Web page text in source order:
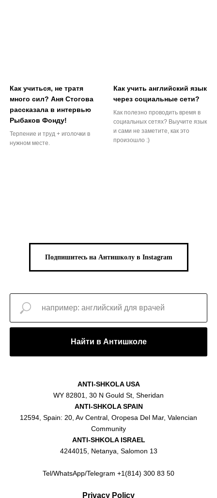
Как учиться, не тратя
много сил? Аня Стогова
рассказала в интервью
Рыбаков Фонду!
Терпение и труд + иголочки в
нужном месте.
Как учить английский язык
через социальные сети?
Как полезно проводить время в
социальных сетях? Выучите язык
и сами не заметите, как это
произошло :)
Подпишитесь на Антишколу в Instagram
Найти в Антишколе
ANTI-SHKOLA USA
WY 82801, 30 N Gould St, Sheridan
ANTI-SHKOLA SPAIN
12594, Spain: 20, Av Central, Oropesa Del Mar, Valencian
Community
ANTI-SHKOLA ISRAEL
4244015, Netanya, Salomon 13
Tel/WhatsApp/Telegram +1(814) 300 83 50
Privacy Policy